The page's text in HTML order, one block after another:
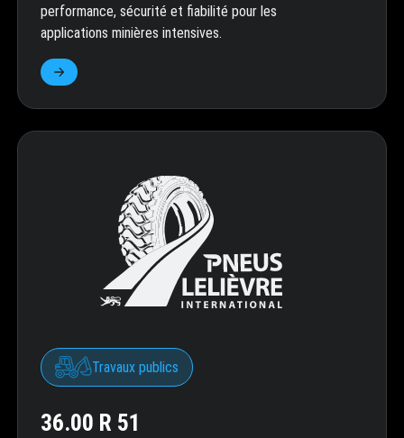
performance, sécurité et fiabilité pour les
applications minières intensives.
Travaux publics
36.00 R 51